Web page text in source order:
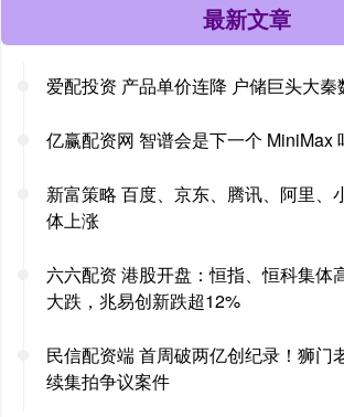
最新文章
爱配投资 产品单价连降 户储巨头大
亿赢配资网 智谱会是下一个 MiniMax
新富策略 百度、京东、腾讯、阿里、
体上涨
六六配资 港股开盘：恒指、恒科集体
大跌，兆易创新跌超12%
民信配资端 首周破两亿创纪录！狮门
续集拍争议案件